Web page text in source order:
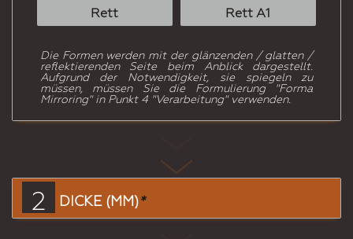
Rett Rett A1
Die Formen werden mit der glänzenden / glatten /
reflektierenden Seite beim Anblick dargestellt.
Aufgrund der Notwendigkeit, sie spiegeln zu
müssen, müssen Sie die Formulierung "Forma
Mirroring" in Punkt 4 "Verarbeitung" verwenden.
2 DICKE (MM)*